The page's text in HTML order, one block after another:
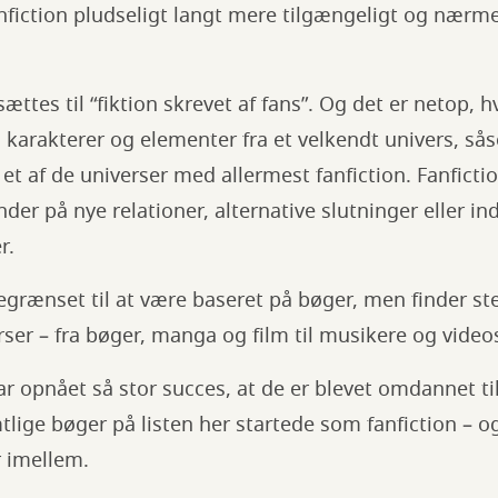
pludseligt langt mere tilgængeligt og
til “fiktion skrevet af fans”. Og det er netop,
og elementer fra et velkendt univers,
af de universer med allermest fanfiction.
på nye relationer, alternative slutninger eller
til at være baseret på bøger, men finder
– fra bøger, manga og film til musikere og
opnået så stor succes, at de er blevet omdannet
bøger på listen her startede som fanfiction –
imellem.